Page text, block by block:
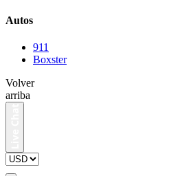
Autos
911
Boxster
Volver
arriba